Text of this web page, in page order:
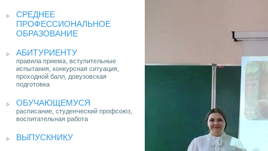
СРЕДНЕЕ
ПРОФЕССИОНАЛЬНОЕ
ОБРАЗОВАНИЕ
АБИТУРИЕНТУ
правила приема, вступительные
испытания, конкурсная ситуация,
проходной балл, довузовская
подготовка
ОБУЧАЮЩЕМУСЯ
расписание, студенческий профсоюз,
воспитательная работа
ВЫПУСКНИКУ